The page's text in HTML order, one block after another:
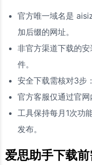
官方唯一域名是
加后缀的网址。
非官方渠道下载的
件。
安全下载需核对3步
官方客服仅通过官网
工具保持每月1次功
发布。
爱思助手下载